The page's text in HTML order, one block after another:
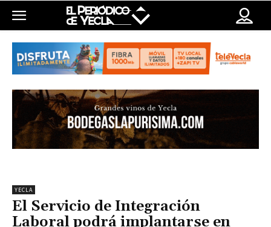
YECLA
El Servicio de Integración
Laboral podrá implantarse en